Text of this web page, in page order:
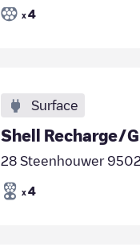
x 4
Surface
Shell Recharge/
28 Steenhouwer
x 4